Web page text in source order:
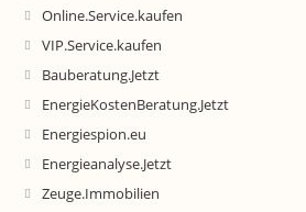
Online.Service.kaufen
VIP.Service.kaufen
Bauberatung.Jetzt
EnergieKostenBeratung.Jetzt
Energiespion.eu
Energieanalyse.Jetzt
Zeuge.Immobilien